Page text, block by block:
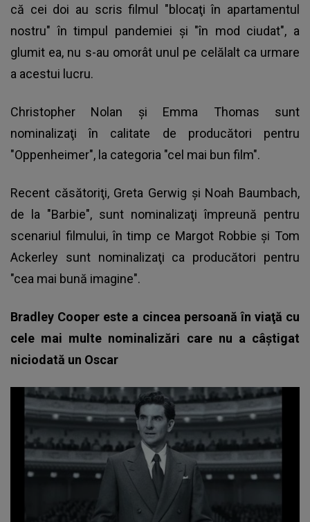
că cei doi au scris filmul "blocaţi în apartamentul
nostru" în timpul pandemiei şi "în mod ciudat", a
glumit ea, nu s-au omorât unul pe celălalt ca urmare
a acestui lucru.
Christopher Nolan şi Emma Thomas sunt
nominalizaţi în calitate de producători pentru
"Oppenheimer", la categoria "cel mai bun film".
Recent căsătoriţi, Greta Gerwig şi Noah Baumbach,
de la "Barbie", sunt nominalizaţi împreună pentru
scenariul filmului, în timp ce Margot Robbie şi Tom
Ackerley sunt nominalizaţi ca producători pentru
"cea mai bună imagine".
Bradley Cooper este a cincea persoană în viaţă cu
cele mai multe nominalizări care nu a câştigat
niciodată un Oscar